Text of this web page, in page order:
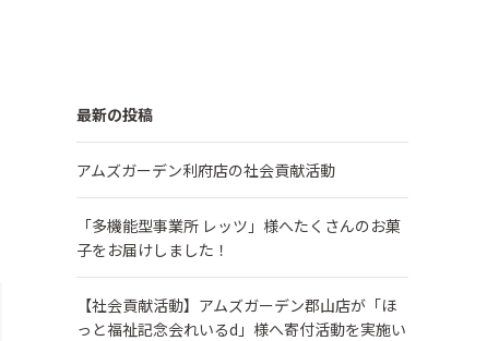
最新の投稿
アムズガーデン利府店の社会貢献活動
「多機能型事業所 レッツ」様へたくさんのお菓
子をお届けしました！
【社会貢献活動】アムズガーデン郡山店が「ほ
っと福祉記念会れいるd」様へ寄付活動を実施い